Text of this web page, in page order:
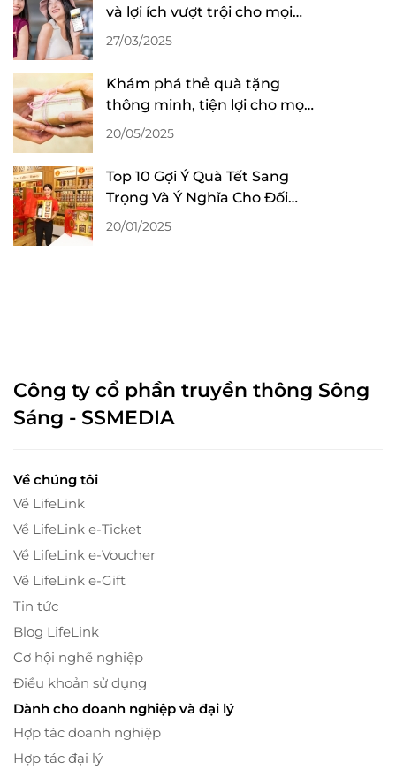
và lợi ích vượt trội cho mọi
dịp
27/03/2025
Khám phá thẻ quà tặng
thông minh, tiện lợi cho mọi
dịp lễ
20/05/2025
Top 10 Gợi Ý Quà Tết Sang
Trọng Và Ý Nghĩa Cho Đối
Tác
20/01/2025
Công ty cổ phần truyền thông Sông
Sáng - SSMEDIA
Về chúng tôi
Về LifeLink
Về LifeLink e-Ticket
Về LifeLink e-Voucher
Về LifeLink e-Gift
Tin tức
Blog LifeLink
Cơ hội nghề nghiệp
Điều khoản sử dụng
Dành cho doanh nghiệp và đại lý
Hợp tác doanh nghiệp
Hợp tác đại lý